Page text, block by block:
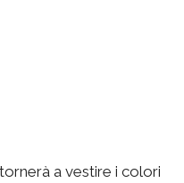
a vestire i colori